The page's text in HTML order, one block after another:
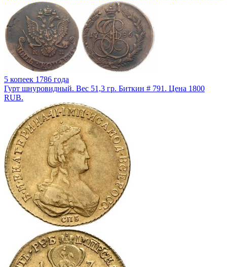
5 копеек 1786 года
Гурт шнуровидный. Вес 51,3 гр. Биткин # 791. Цена 1800
RUB.